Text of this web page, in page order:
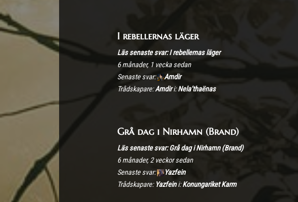
I rebellernas läger
Läs senaste svar: I rebellernas läger
6 månader, 1 vecka sedan
Senaste svar:
Amdir
Trådskapare:Amdir i:Nela’thaënas
Grå dag i Nirhamn (Brand)
Läs senaste svar: Grå dag i Nirhamn (Brand)
6 månader, 2 veckor sedan
Senaste svar:
Yazfein
Trådskapare:Yazfein i:Konungariket Karm